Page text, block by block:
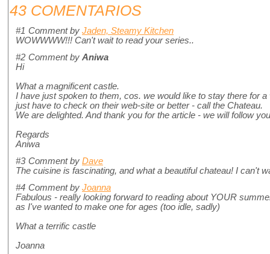
43 COMENTARIOS
#1 Comment by Jaden, Steamy Kitchen
WOWWWW!!! Can't wait to read your series..
#2 Comment by Aniwa
Hi
What a magnificent castle.
I have just spoken to them, cos. we would like to stay there for
just have to check on their web-site or better - call the Chateau.
We are delighted. And thank you for the article - we will follow
Regards
Aniwa
#3 Comment by Dave
The cuisine is fascinating, and what a beautiful chateau! I can't
#4 Comment by Joanna
Fabulous - really looking forward to reading about YOUR
as I've wanted to make one for ages (too idle, sadly)
What a terrific castle
Joanna